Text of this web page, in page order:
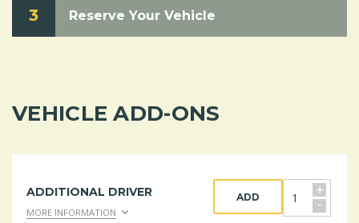
3 Reserve Your Vehicle
VEHICLE ADD-ONS
ADDITIONAL DRIVER
MORE INFORMATION
+
-
ADD